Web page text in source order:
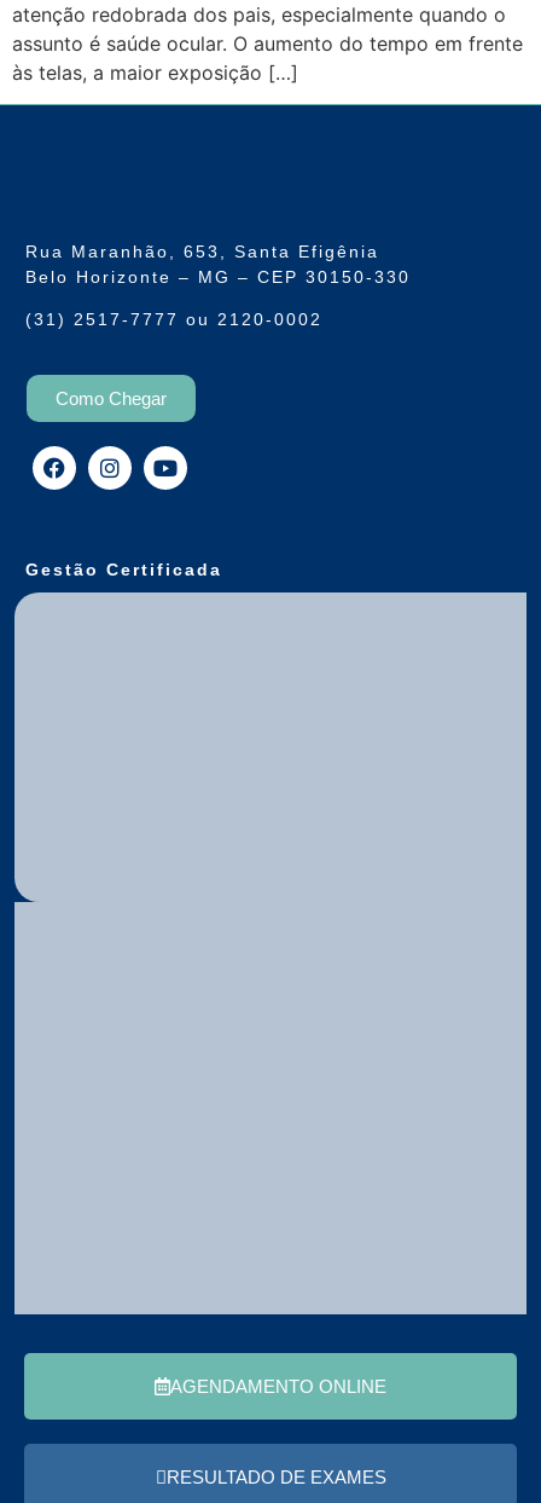
atenção redobrada dos pais, especialmente quando o
assunto é saúde ocular. O aumento do tempo em frente
às telas, a maior exposição […]
Rua Maranhão, 653, Santa Efigênia
Belo Horizonte – MG – CEP 30150-330
(31) 2517-7777 ou 2120-0002
Como Chegar
Gestão Certificada
AGENDAMENTO ONLINE
RESULTADO DE EXAMES